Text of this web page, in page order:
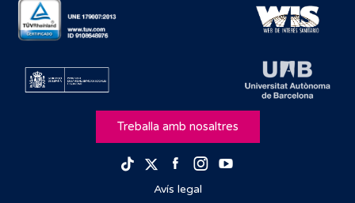
Treballa amb nosaltres
TikTokTwitterFacebook
Instagram
Avís legal